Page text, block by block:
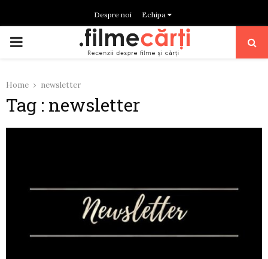
Despre noi Echipa
PRIMARY
Home newsletter
Tag : newsletter